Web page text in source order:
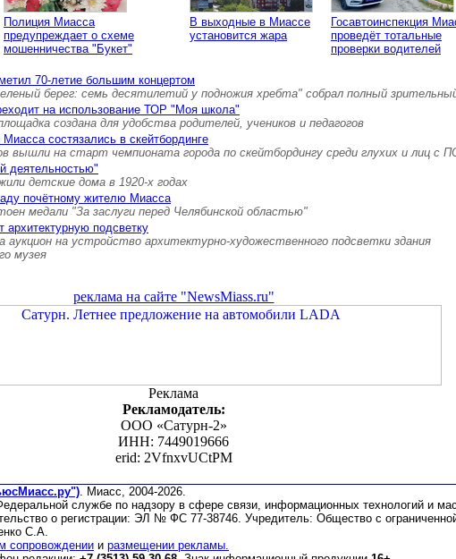
Полиция Миасса
предупреждает о схеме
мошенничества "Букет"
В выходные в Миассе
установится жара
Госавтоинспекция
проведёт тотальные
проверки водителей
70-летие большим концертом
берег: семь десятилетий у подножия хребта" собрал полный
на использование ТОР "Моя школа"
создана для удобства родителей, учеников и педагогов
состязались в скейтбординге
вышли на старт чемпионата города по скейтбордингу среди глухих и лиц с
деятельностью"
детские дома в 1920-х годах
почётному жителю Миасса
медали "За заслуги перед Челябинской областью"
архитектурную подсветку
аукцион на устройство архитектурно-художественного подсветки здания
музея
реклама на сайте "NewsMiass.ru"
Реклама
Рекламодатель:
ООО «Сатурн-2»
ИНН: 7449019666
erid: 2VfnxvUCtPM
. Миасс, 2004-2026.
службе по надзору в сфере связи, информационных технологий и
о регистрации: ЭЛ № ФС 77-38746. Учредитель: Общество с
С.А.
сопровождении и размещении рекламы.